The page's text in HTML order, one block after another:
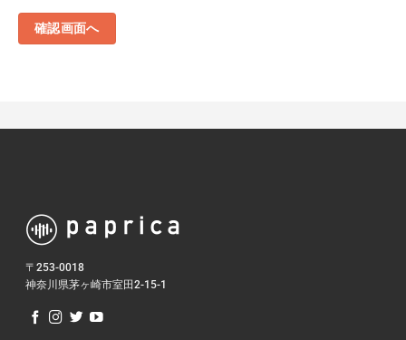
〒253-0018
神奈川県茅ヶ崎市室田2-15-1